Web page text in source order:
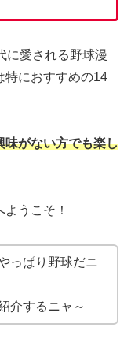
に愛される野球漫
特におすすめの14
味がない方でも楽し
うこそ！
っぱり野球だニ
介するニャ～